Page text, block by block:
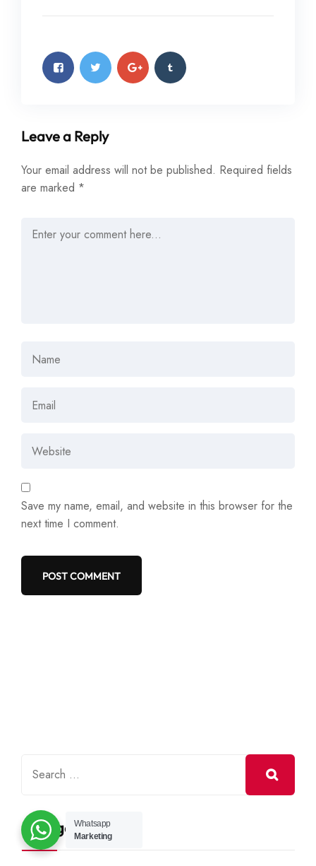
Leave a Reply
Your email address will not be published. Required fields
are marked *
Save my name, email, and website in this browser for the
next time I comment.
Categories
Whatsapp
Marketing